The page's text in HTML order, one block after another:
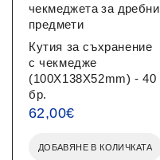
чекмеджета за дребни
предмети
Кутия за съхранение
с чекмедже
(100X138X52mm) - 40
бр.
62,00€
ДОБАВЯНЕ В КОЛИЧКАТА